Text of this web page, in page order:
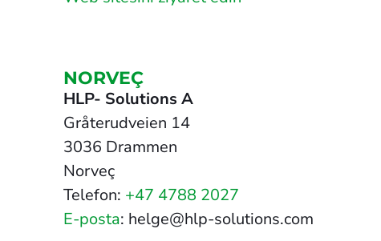
NORVEÇ
HLP- Solutions A
Gråterudveien 14
3036 Drammen
Norveç
Telefon: +47 4788 2027
E-posta: helge@hlp-solutions.com